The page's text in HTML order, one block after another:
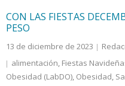
CON LAS FIESTAS
PESO
13 de diciembre de 2023
alimentación, Fiestas
Obesidad (LabDO), Obesidad,